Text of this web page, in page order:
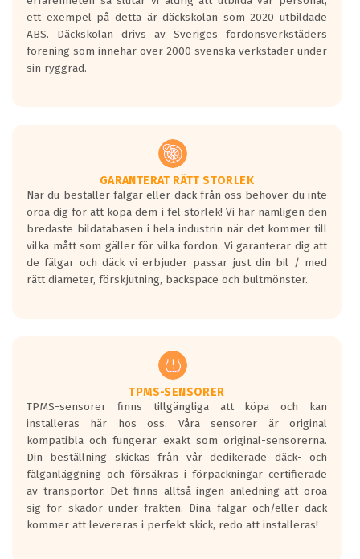
ett exempel på detta är däckskolan som 2020 utbildade
ABS. Däckskolan drivs av Sveriges fordonsverkstäders
förening som innehar över 2000 svenska verkstäder under
sin ryggrad.
GARANTERAT RÄTT STORLEK
När du beställer fälgar eller däck från oss behöver du inte
oroa dig för att köpa dem i fel storlek! Vi har nämligen den
bredaste bildatabasen i hela industrin när det kommer till
vilka mått som gäller för vilka fordon. Vi garanterar dig att
de fälgar och däck vi erbjuder passar just din bil / med
rätt diameter, förskjutning, backspace och bultmönster.
TPMS-SENSORER
TPMS-sensorer finns tillgängliga att köpa och kan
installeras här hos oss. Våra sensorer är original
kompatibla och fungerar exakt som original-sensorerna.
Din beställning skickas från vår dedikerade däck- och
fälganläggning och försäkras i förpackningar certifierade
av transportör. Det finns alltså ingen anledning att oroa
sig för skador under frakten. Dina fälgar och/eller däck
kommer att levereras i perfekt skick, redo att installeras!